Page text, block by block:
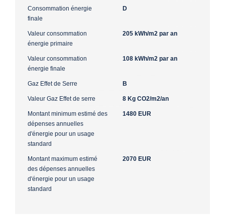
Consommation énergie
finale
D
Valeur consommation
énergie primaire
205 kWh/m2 par an
Valeur consommation
énergie finale
108 kWh/m2 par an
Gaz Effet de Serre B
Valeur Gaz Effet de serre 8 Kg CO2/m2/an
Montant minimum estimé des
dépenses annuelles
d'énergie pour un usage
standard
1480 EUR
Montant maximum estimé
des dépenses annuelles
d'énergie pour un usage
standard
2070 EUR